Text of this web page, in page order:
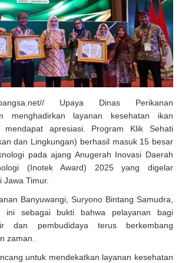
JKN
Upaya Dinas Perikanan
menghadirkan layanan kesehatan ikan
mendapat apresiasi. Program Klik Sehati
dan Lingkungan) berhasil masuk 15 besar
pada ajang Anugerah Inovasi Daerah
(Inotek Award) 2025 yang digelar
Jawa Timur.
Banyuwangi, Suryono Bintang Samudra,
ini sebagai bukti bahwa pelayanan bagi
dan pembudidaya terus berkembang
zaman.
untuk mendekatkan layanan kesehatan